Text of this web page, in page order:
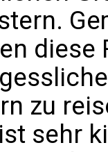
diese
zu
sehr